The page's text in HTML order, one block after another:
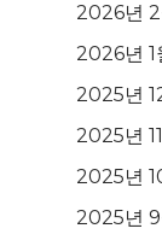
2026년 2
2026년 1
2025년
2025년
2025년
2025년 9